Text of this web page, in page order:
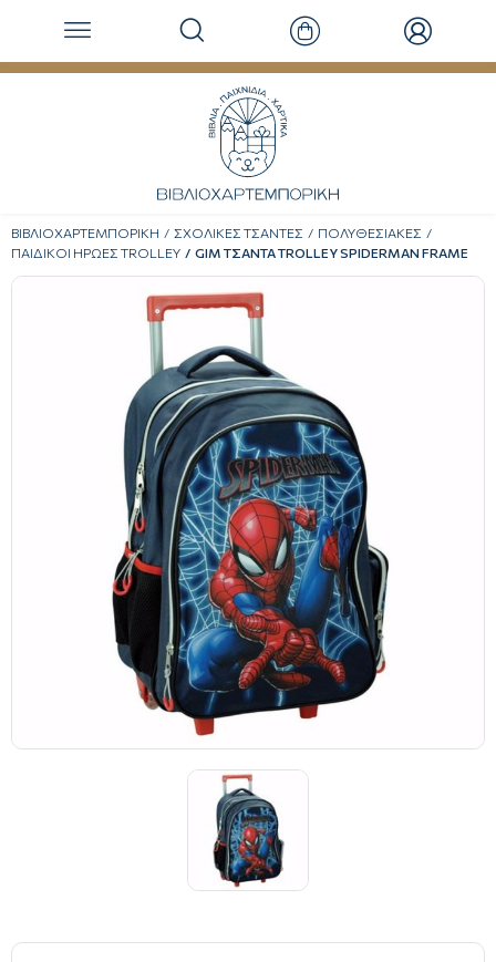
ΒΙΒΛΙΟΧΑΡΤΕΜΠΟΡΙΚΗ ΣΧΟΛΙΚΕΣ ΤΣΑΝΤΕΣ
ΠΟΛΥΘΕΣΙΑΚΕΣ
ΠΑΙΔΙΚΟΙ ΗΡΩΕΣ TROLLEY
GIM ΤΣΑΝΤΑ TROLLEY SPIDERMAN FRAME